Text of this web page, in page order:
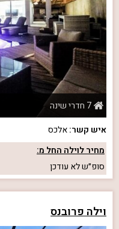
7 חדרי שינה
איש קשר:אלכס
מחיר לוילה החל מ:
סופ״שלא עודכן
וילה פרובנס